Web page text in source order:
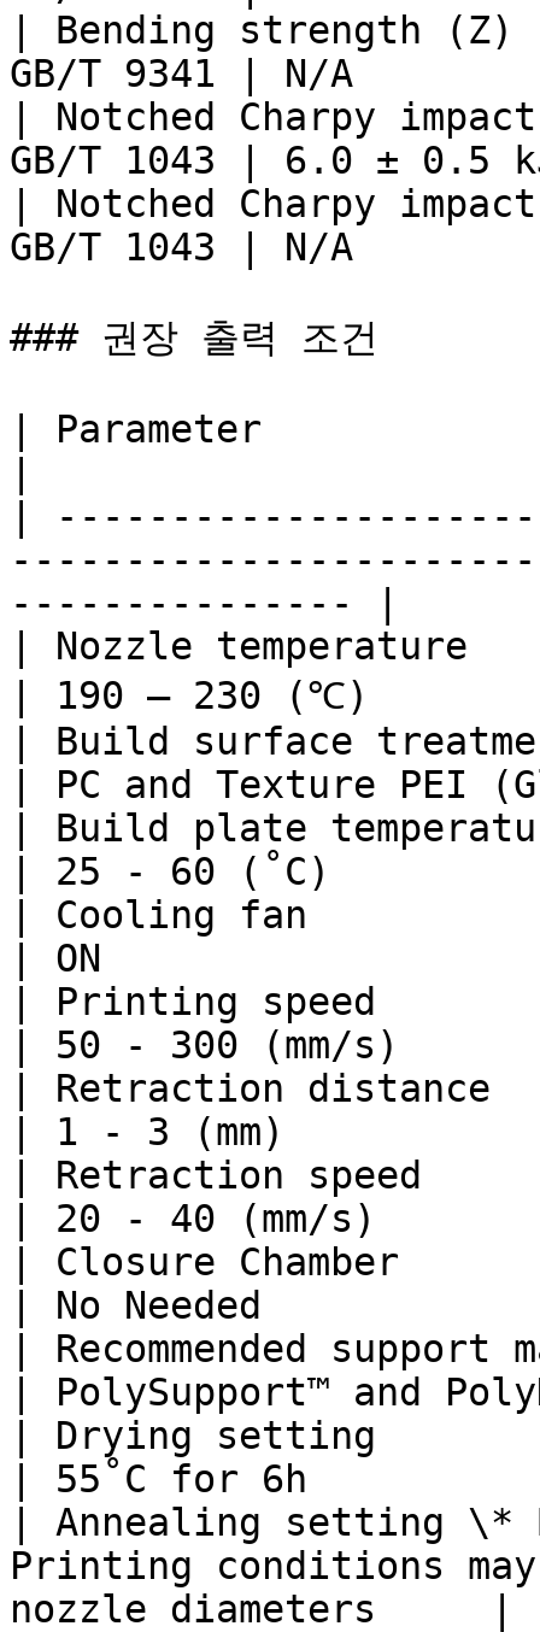
| Bending strength
GB/T 9341 | N/A
| Notched Charpy
GB/T 1043 | 6.0 ± 0.5
| Notched Charpy
GB/T 1043 | N/A
### 권장 출력 조건
| Parameter
|
--------------- |
| Nozzle temperature
| 190 – 230 (℃)
| Build surface
| PC and Texture PEI
| Build plate
| 25 - 60 (˚C)
| Cooling fan
| ON
| Printing speed
| 50 - 300 (mm/s)
| Retraction distance
| 1 - 3 (mm)
| Retraction speed
| 20 - 40 (mm/s)
| Closure Chamber
| No Needed
| Recommended support
| PolySupport™ and
| Drying setting
| 55˚C for 6h
| Annealing setting \*
Printing conditions
nozzle diameters     |